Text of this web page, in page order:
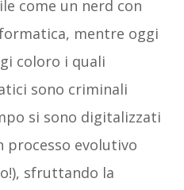
come un nerd con
mentre oggi
coloro i quali
sono criminali
si sono digitalizzati
processo evolutivo
sfruttando la